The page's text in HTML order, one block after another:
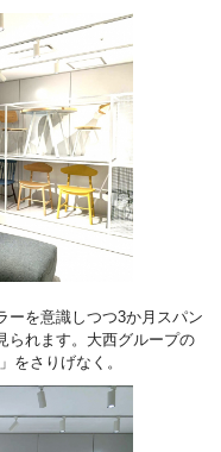
ーを意識しつつ3か月スパン
られます。大西グループの
をさりげなく。